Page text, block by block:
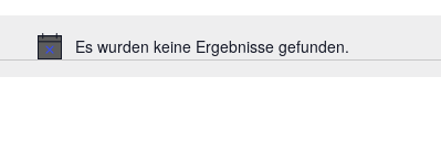
Hinweis
Es wurden keine Ergebnisse gefunden.